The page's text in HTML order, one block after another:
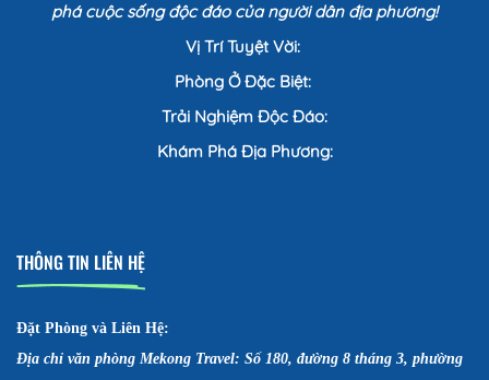
phá cuộc sống độc đáo của người dân địa phương!
Vị Trí Tuyệt Vời:
Phòng Ở Đặc Biệt:
Trải Nghiệm Độc Đáo:
Khám Phá Địa Phương:
THÔNG TIN LIÊN HỆ
Đặt Phòng và Liên Hệ:
Địa chỉ văn phòng Mekong Travel: Số 180, đường 8 tháng 3, phường